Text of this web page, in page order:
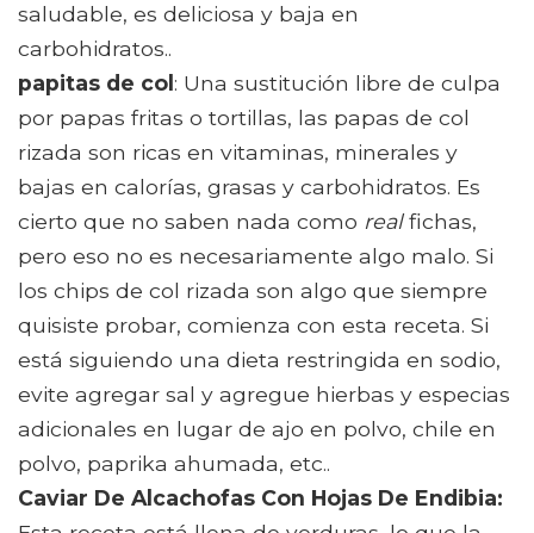
saludable, es deliciosa y baja en
carbohidratos..
papitas de col : Una sustitución libre de culpa
por papas fritas o tortillas, las papas de col
rizada son ricas en vitaminas, minerales y
bajas en calorías, grasas y carbohidratos. Es
cierto que no saben nada como realfichas,
pero eso no es necesariamente algo malo. Si
los chips de col rizada son algo que siempre
quisiste probar, comienza con esta receta. Si
está siguiendo una dieta restringida en sodio,
evite agregar sal y agregue hierbas y especias
adicionales en lugar de ajo en polvo, chile en
polvo, paprika ahumada, etc..
Caviar De Alcachofas Con Hojas De Endibia: